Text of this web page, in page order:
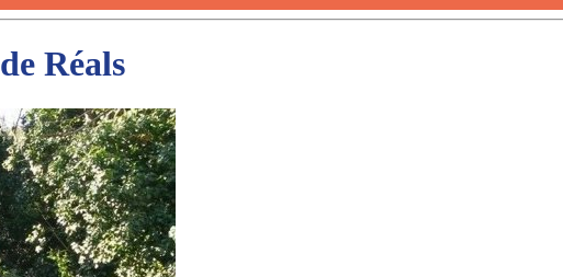
Réals